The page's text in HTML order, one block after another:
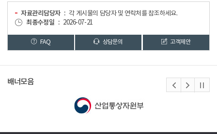
자료관리담당자
각 게시물의 담당자 및 연락처를 참조하세요.
최종수정일
2026-07-21
FAQ 상담문의 고객제안
배너모음